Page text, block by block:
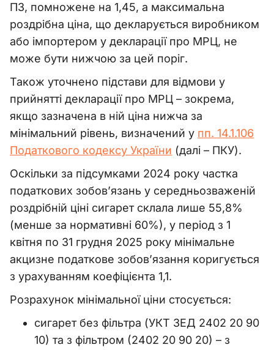
ПЗ, помножене на 1,45, а максимальна
роздрібна ціна, що декларується виробником
або імпортером у декларації про МРЦ, не
може бути нижчою за цей поріг.
Також уточнено підстави для відмови у
прийнятті декларації про МРЦ – зокрема,
якщо зазначена в ній ціна нижча за
мінімальний рівень, визначений у пп. 14.1.106
Податкового кодексу України (далі – ПКУ).
Оскільки за підсумками 2024 року частка
податкових зобов’язань у середньозваженій
роздрібній ціні сигарет склала лише 55,8%
(менше за нормативні 60%), у період з 1
квітня по 31 грудня 2025 року мінімальне
акцизне податкове зобов’язання коригується
з урахуванням коефіцієнта 1,1.
Розрахунок мінімальної ціни стосується:
сигарет без фільтра (УКТ ЗЕД 2402 20 90
10) та з фільтром (2402 20 90 20) – з